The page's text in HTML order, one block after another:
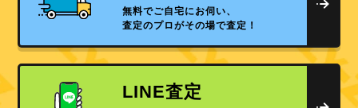
無料でご自宅にお伺い、
査定のプロがその場で査定！
LINE査定